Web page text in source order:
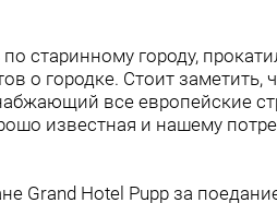
старинному городу,
о городке. Стоит заметить,
все европейские
известная и нашему
Grand Hotel Pupp за